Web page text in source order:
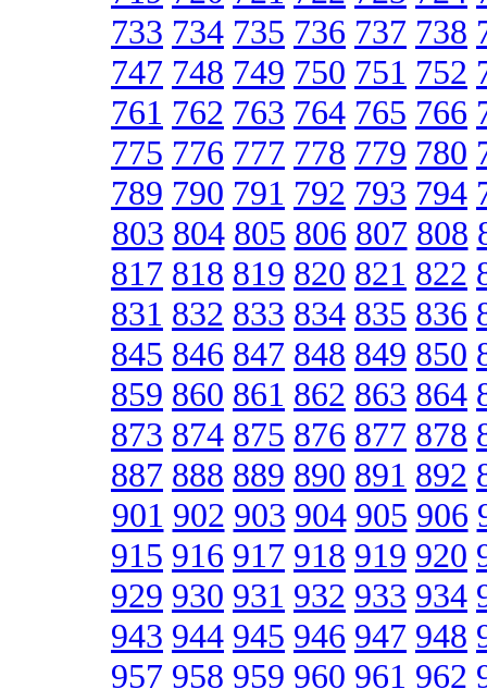
733 734 735 736 737 738
747 748 749 750 751 752
761 762 763 764 765 766
775 776 777 778 779 780
789 790 791 792 793 794
803 804 805 806 807 808
817 818 819 820 821 822
831 832 833 834 835 836
845 846 847 848 849 850
859 860 861 862 863 864
873 874 875 876 877 878
887 888 889 890 891 892
901 902 903 904 905 906
915 916 917 918 919 920
929 930 931 932 933 934
943 944 945 946 947 948
957 958 959 960 961 962